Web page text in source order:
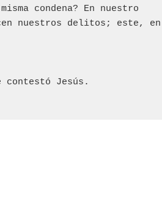
condena? En nuestro
nuestros delitos; este, en